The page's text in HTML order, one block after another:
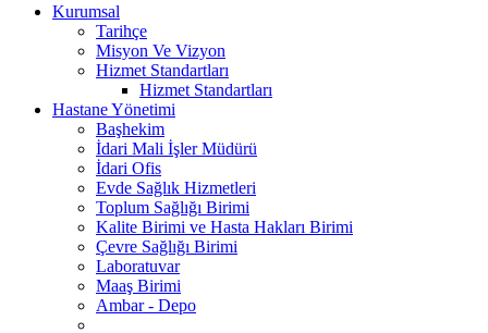
Kurumsal
Tarihçe
Misyon Ve Vizyon
Hizmet Standartları
Hizmet Standartları
Hastane Yönetimi
Başhekim
İdari Mali İşler Müdürü
İdari Ofis
Evde Sağlık Hizmetleri
Toplum Sağlığı Birimi
Kalite Birimi ve Hasta Hakları Birimi
Çevre Sağlığı Birimi
Laboratuvar
Maaş Birimi
Ambar - Depo